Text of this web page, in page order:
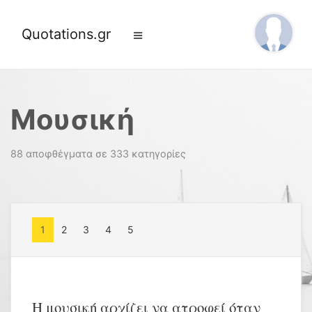
Quotations.gr
Μουσική
88 αποφθέγματα σε 333 κατηγορίες
1 2 3 4 5
Η μουσική αρχίζει να ατροφεί όταν